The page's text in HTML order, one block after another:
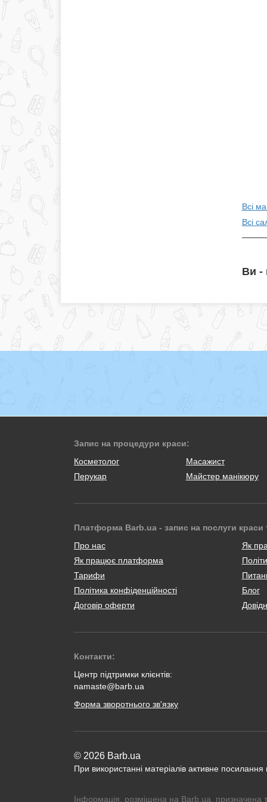
Всі
Всі
Ви -
Запис на процедури краси:
Косметолог
Масажист
Перукар
Майстер манікюру
Платформа Barb.ua - запис на послуги краси
Про нас
Як працює платформа
Тарифи
Політика конфіденційності
Договір оферти
Як
Блог
Контакти:
Центр підтримки клієнтів:
namaste@barb.ua
Форма зворотнього зв'язку
© 2026 Barb.ua
При використанні матеріалів активне
Інформація, розміщена на Barb.ua, призначена